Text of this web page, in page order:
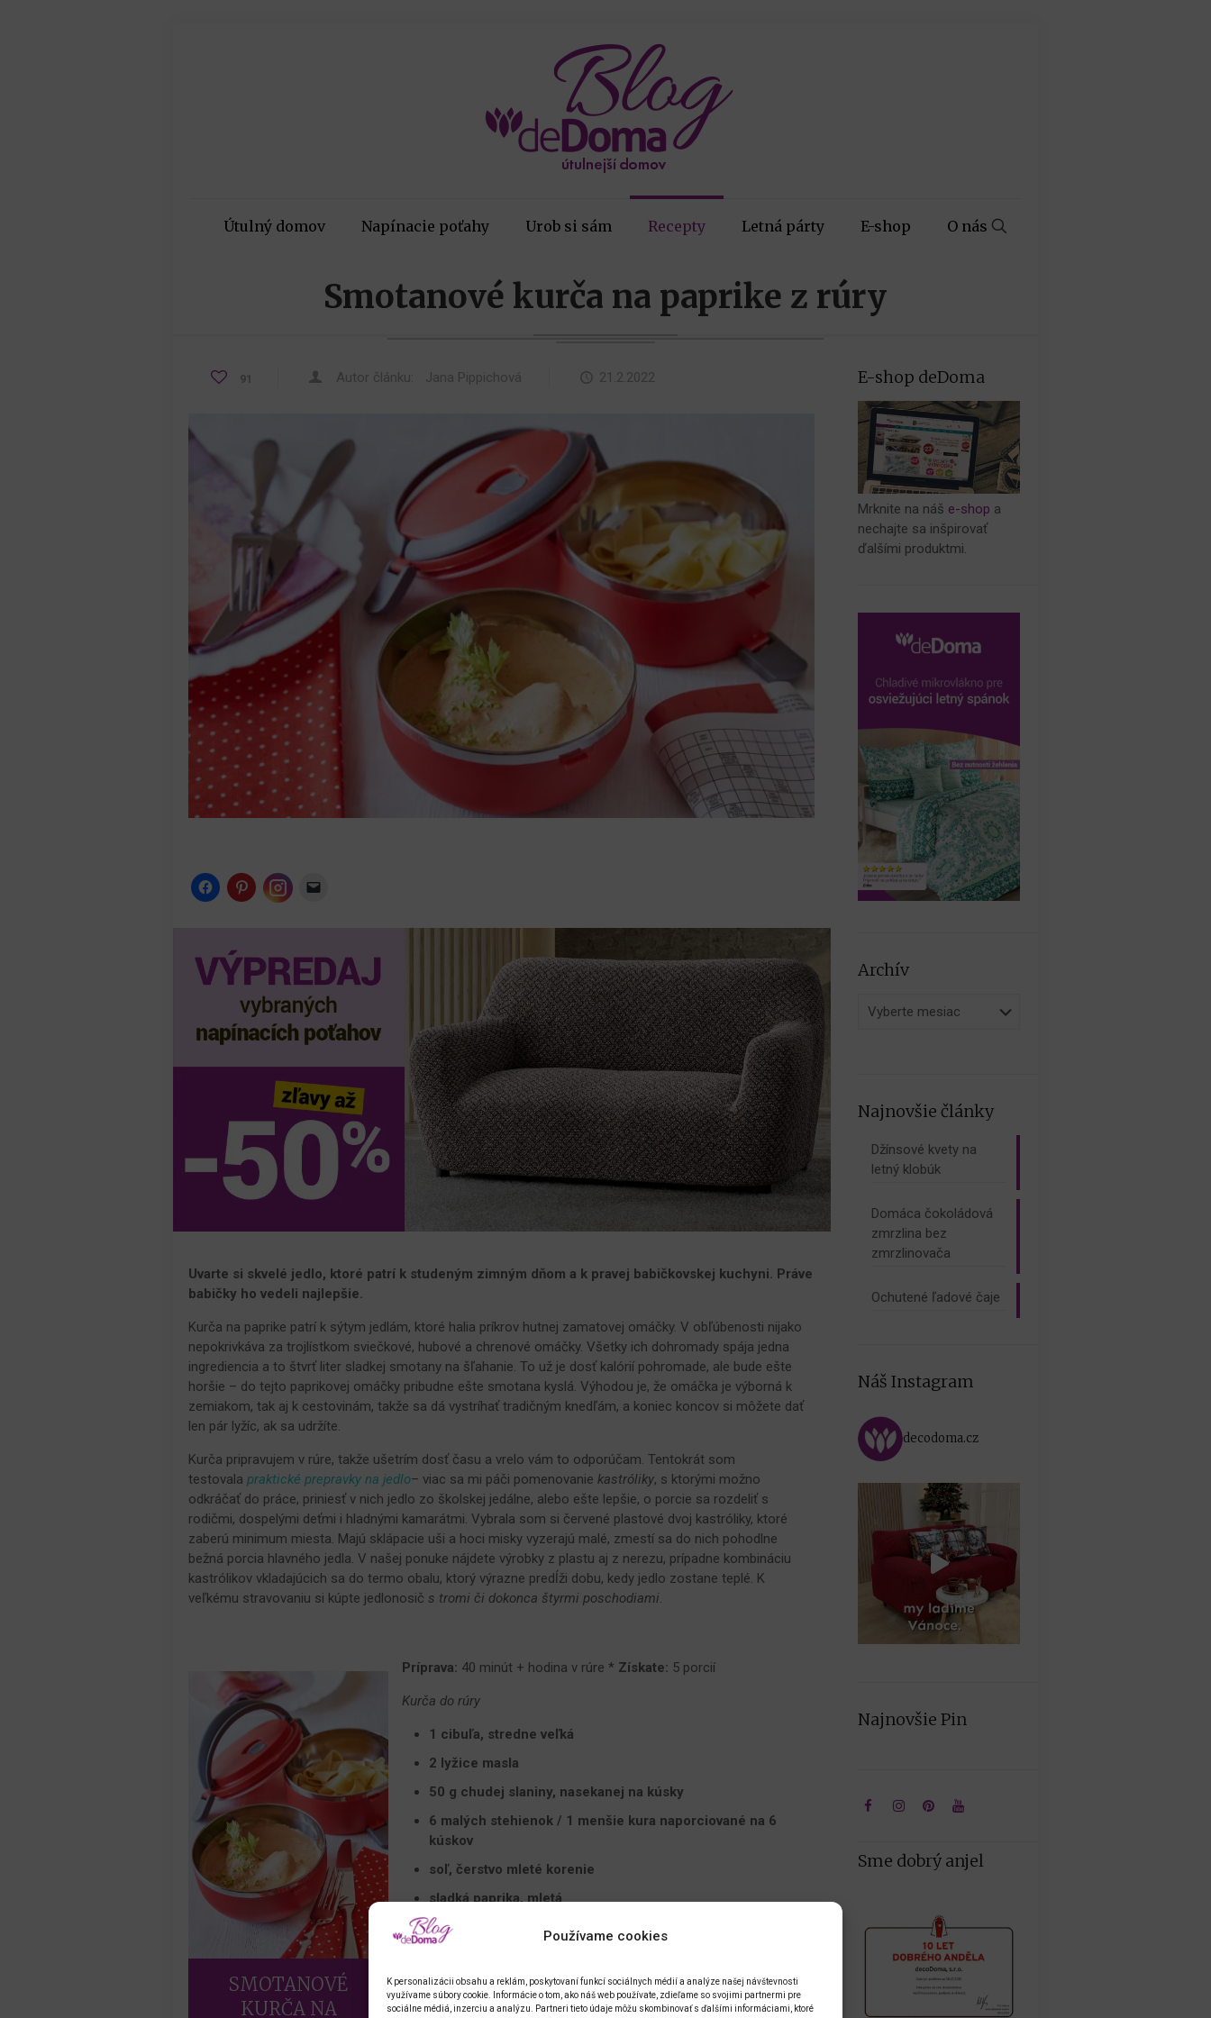
Používame cookies
K personalizácii obsahu a reklám, poskytovaní funkcí sociálnych médií a analýze našej návštevnosti
využívame súbory cookie. Informácie o tom, ako náš web používate, zdieľame so svojimi partnermi pre
sociálne médiá, inzerciu a analýzu. Partneri tieto údaje môžu skombinovať s ďalšími informáciami, ktoré
Útulný domov Napínacie poťahy Urob si sám Recepty Letná párty E-shop O nás
Smotanové kurča na paprike z rúry
91 Autor článku: Jana Pippichová 21.2.2022
Instagram
Uvarte si skvelé jedlo, ktoré patrí k studeným zimným dňom a k pravej babičkovskej kuchyni. Práve
babičky ho vedeli najlepšie.
Kurča na paprike patrí k sýtym jedlám, ktoré halia príkrov hutnej zamatovej omáčky. V obľúbenosti nijako
nepokrivkáva za trojlístkom sviečkové, hubové a chrenové omáčky. Všetky ich dohromady spája jedna
ingrediencia a to štvrť liter sladkej smotany na šľahanie. To už je dosť kalórií pohromade, ale bude ešte
horšie – do tejto paprikovej omáčky pribudne ešte smotana kyslá. Výhodou je, že omáčka je výborná k
zemiakom, tak aj k cestovinám, takže sa dá vystríhať tradičným knedľám, a koniec koncov si môžete dať
len pár lyžíc, ak sa udržíte.
Kurča pripravujem v rúre, takže ušetrím dosť času a vrelo vám to odporúčam. Tentokrát som
testovalapraktické prepravky na jedlo– viac sa mi páči pomenovaniekastróliky, s ktorými možno
odkráčať do práce, priniesť v nich jedlo zo školskej jedálne, alebo ešte lepšie, o porcie sa rozdeliť s
rodičmi, dospelými deťmi i hladnými kamarátmi. Vybrala som si červené plastové dvoj kastróliky, ktoré
zaberú minimum miesta. Majú sklápacie uši a hoci misky vyzerajú malé, zmestí sa do nich pohodlne
bežná porcia hlavného jedla. V našej ponuke nájdete výrobky z plastu aj z nerezu, prípadne kombináciu
kastrólikov vkladajúcich sa do termo obalu, ktorý výrazne predĺži dobu, kedy jedlo zostane teplé. K
veľkému stravovaniu si kúpte jedlonosič s tromi či dokonca štyrmi poschodiami.
SMOTANOVÉ
KURČA NA
Príprava: 40 minút + hodina v rúre * Získate: 5 porcií
Kurča do rúry
1 cibuľa, stredne veľká
2 lyžice masla
50 g chudej slaniny, nasekanej na kúsky
6 malých stehienok / 1 menšie kura naporciované na 6
kúskov
soľ, čerstvo mleté ​​korenie
sladká paprika, mletá
5 guličiek nového korenia
4 bobkové listy
3 vetvičky čerstvého tymianu / 1 lyžička sušeného
E-shop deDoma
Mrknite na náš e-shop a
nechajte sa inšpirovať
ďalšími produktmi.
Archív
Archív
Najnovšie články
Džínsové kvety na
letný klobúk
Domáca čokoládová
zmrzlina bez
zmrzlinovača
Ochutené ľadové čaje
Náš Instagram
decodoma.cz
Najnovšie Pin
Sme dobrý anjel